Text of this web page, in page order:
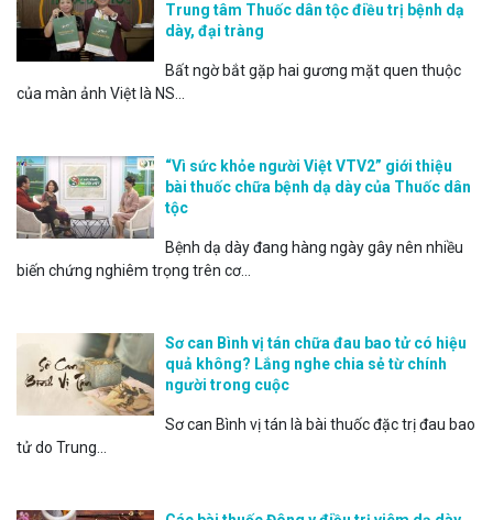
Trung tâm Thuốc dân tộc điều trị bệnh dạ
dày, đại tràng
Bất ngờ bắt gặp hai gương mặt quen thuộc
của màn ảnh Việt là NS...
“Vì sức khỏe người Việt VTV2” giới thiệu
bài thuốc chữa bệnh dạ dày của Thuốc dân
tộc
Bệnh dạ dày đang hàng ngày gây nên nhiều
biến chứng nghiêm trọng trên cơ...
Sơ can Bình vị tán chữa đau bao tử có hiệu
quả không? Lắng nghe chia sẻ từ chính
người trong cuộc
Sơ can Bình vị tán là bài thuốc đặc trị đau bao
tử do Trung...